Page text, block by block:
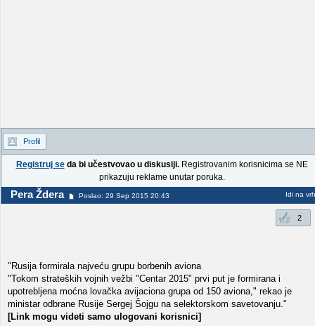
Profil
Registruj seda bi učestvovao u diskusiji.Registrovanim korisnicima se NE
prikazuju reklame unutar poruka.
Pera Ždera Poslao: 29 Sep 2015 20:43 Idi na vrh
2
"Rusija formirala najveću grupu borbenih aviona
"Tokom strateških vojnih vežbi "Centar 2015" prvi put je formirana i
upotrebljena moćna lovačka avijaciona grupa od 150 aviona," rekao je
ministar odbrane Rusije Sergej Šojgu na selektorskom savetovanju."
[Link mogu videti samo ulogovani korisnici]